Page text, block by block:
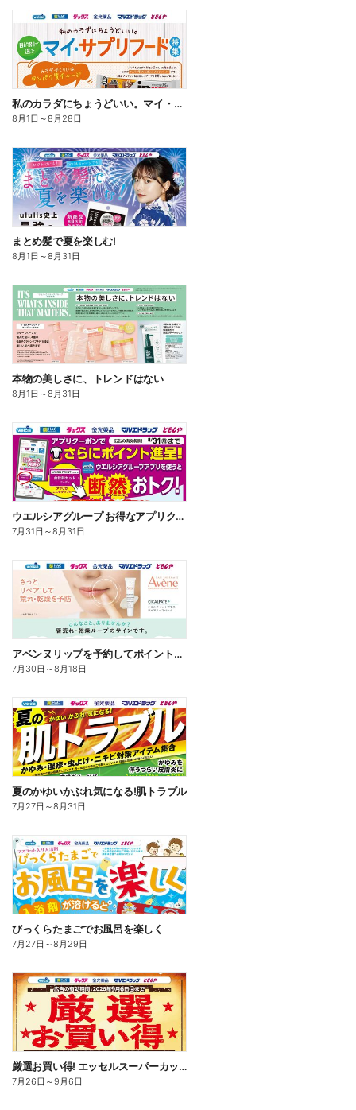
私のカラダにちょうどいい。マイ・サプリフード
8月1日 ～8月28日
まとめ髪で夏を楽しむ!
8月1日 ～8月31日
本物の美しさに、トレンドはない
8月1日 ～8月31日
ウエルシアグループ お得なアプリクーポン
7月31日 ～8月31日
アベンヌリップを予約してポイントゲット!
7月30日 ～8月18日
夏のかゆいかぶれ気になる!肌トラブル
7月27日 ～8月31日
びっくらたまごでお風呂を楽しく
7月27日 ～8月29日
厳選お買い得! エッセルスーパーカップ
7月26日 ～9月6日